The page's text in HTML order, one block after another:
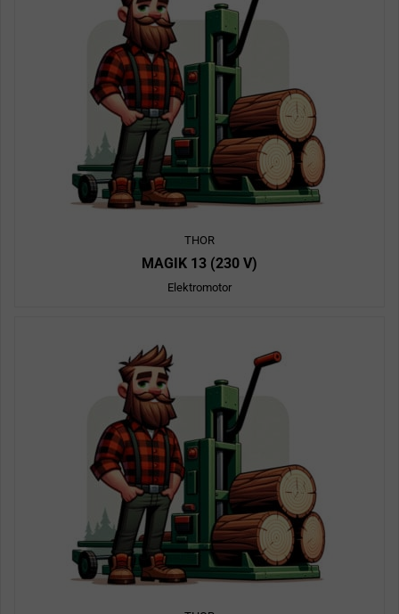
THOR
MAGIK 13 (230 V)
Elektromotor